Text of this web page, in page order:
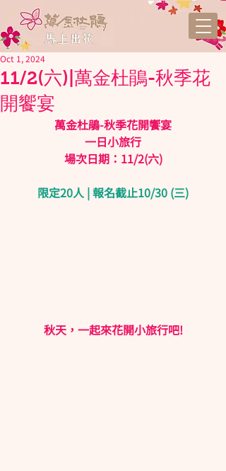
11/2(六)|萬金杜鵑-秋季花
開饗宴
Oct 1, 2024
萬金杜鵑-秋季花開饗宴
一日小旅行
場次日期：11/2(六)
限定20人 | 報名截止10/30 (三)
秋天，一起來花開小旅行吧!